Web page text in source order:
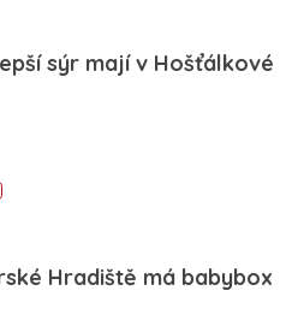
sýr mají v Hošťálkové
Hradiště má babybox